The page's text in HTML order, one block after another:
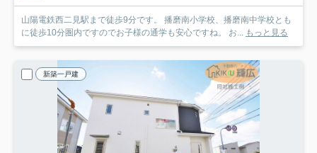
山陽電鉄西二見駅まで徒歩9分です。 播磨南小学校、播磨南中学校とも
に徒歩10分圏内ですのでお子様の通学も安心ですね。 お... もっと見る
新築一戸建